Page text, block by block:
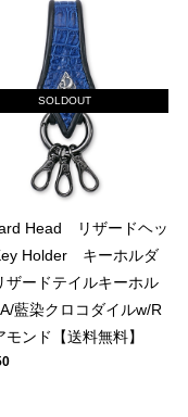
SOLDOUT
Head リザードヘッ
Holder キーホルダ
ザードテイルキーホル
藍染クロコダイルw/R
モンド【送料無料】